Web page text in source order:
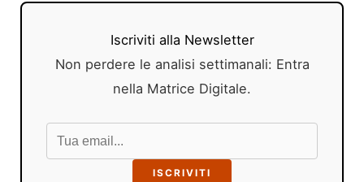
Iscriviti alla Newsletter
Non perdere le analisi settimanali: Entra
nella Matrice Digitale.
ISCRIVITI